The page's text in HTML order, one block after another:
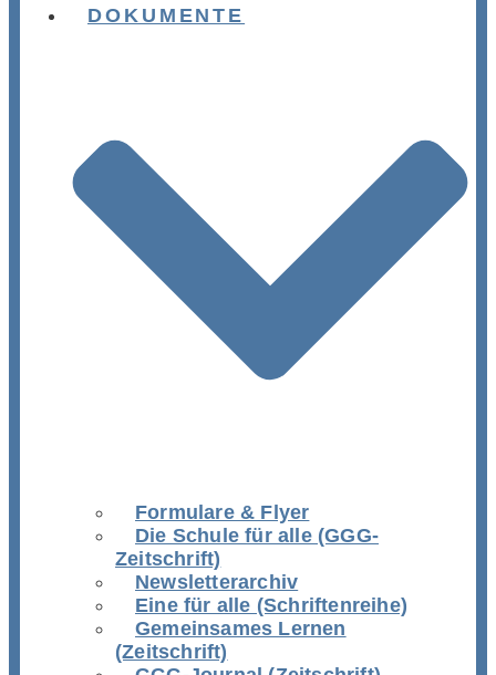
DOKUMENTE
Formulare & Flyer
Die Schule für alle (GGG-
Zeitschrift)
Newsletterarchiv
Eine für alle (Schriftenreihe)
Gemeinsames Lernen
(Zeitschrift)